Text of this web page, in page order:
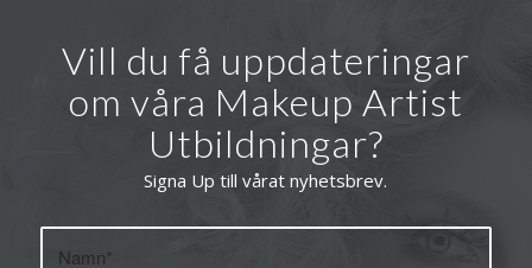
Vill du få uppdateringar
om våra Makeup Artist
Utbildningar?
Signa Up till vårat nyhetsbrev.